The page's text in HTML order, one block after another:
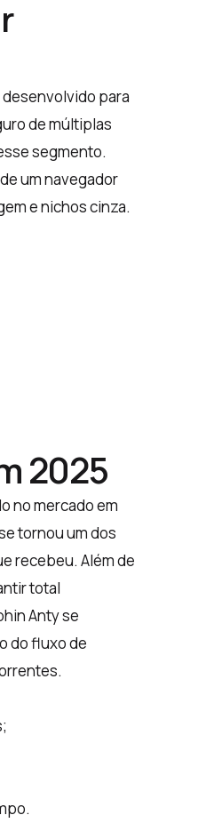
desenvolvido para
de múltiplas
segmento.
um navegador
e nichos cinza.
2025
no mercado em
tornou um dos
recebeu. Além de
total
Anty se
do fluxo de